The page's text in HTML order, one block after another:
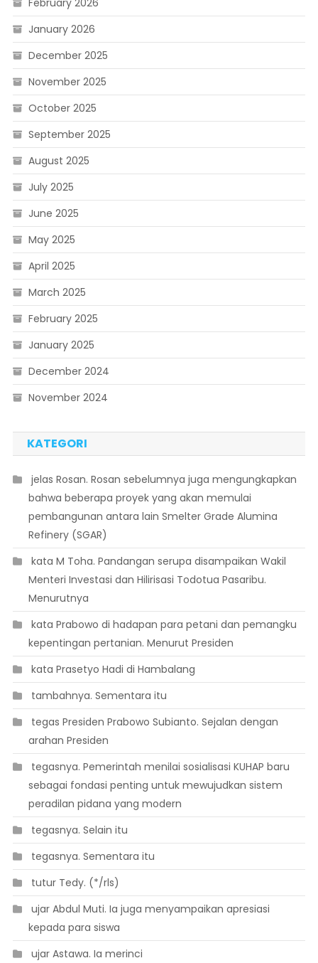
February 2026
January 2026
December 2025
November 2025
October 2025
September 2025
August 2025
July 2025
June 2025
May 2025
April 2025
March 2025
February 2025
January 2025
December 2024
November 2024
KATEGORI
 jelas Rosan. Rosan sebelumnya juga mengungkapkan
bahwa beberapa proyek yang akan memulai
pembangunan antara lain Smelter Grade Alumina
Refinery (SGAR)
 kata M Toha. Pandangan serupa disampaikan Wakil
Menteri Investasi dan Hilirisasi Todotua Pasaribu.
Menurutnya
 kata Prabowo di hadapan para petani dan pemangku
kepentingan pertanian. Menurut Presiden
 kata Prasetyo Hadi di Hambalang
 tambahnya. Sementara itu
 tegas Presiden Prabowo Subianto. Sejalan dengan
arahan Presiden
 tegasnya. Pemerintah menilai sosialisasi KUHAP baru
sebagai fondasi penting untuk mewujudkan sistem
peradilan pidana yang modern
 tegasnya. Selain itu
 tegasnya. Sementara itu
 tutur Tedy. (*/rls)
 ujar Abdul Muti. Ia juga menyampaikan apresiasi
kepada para siswa
 ujar Astawa. Ia merinci